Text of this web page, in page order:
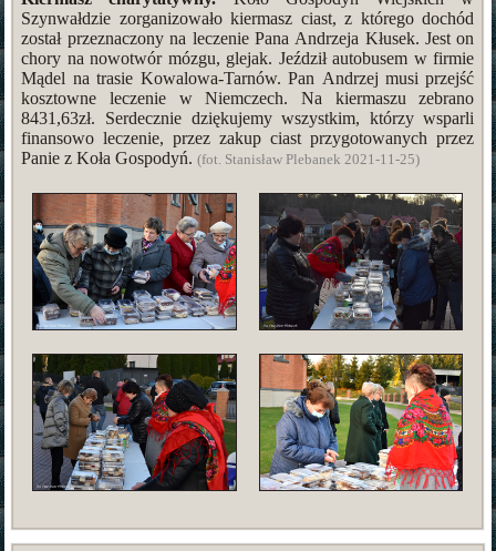
Szynwałdzie zorganizowało kiermasz ciast, z którego dochód
został przeznaczony na leczenie Pana Andrzeja Kłusek. Jest on
chory na nowotwór mózgu, glejak. Jeździł autobusem w firmie
Mądel na trasie Kowalowa-Tarnów. Pan Andrzej musi przejść
kosztowne leczenie w Niemczech. Na kiermaszu zebrano
8431,63zł. Serdecznie dziękujemy wszystkim, którzy wsparli
finansowo leczenie, przez zakup ciast przygotowanych przez
Panie z Koła Gospodyń.(fot. Stanisław Plebanek 2021-11-25)